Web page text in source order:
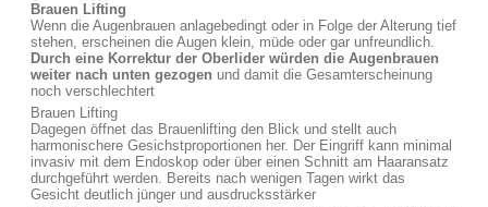
Brauen Lifting
Wenn die Augenbrauen anlagebedingt oder in Folge der Alterung tief
stehen, erscheinen die Augen klein, müde oder gar unfreundlich.
Durch eine Korrektur der Oberlider würden die Augenbrauen
weiter nach unten gezogen und damit die Gesamterscheinung
noch verschlechtert
Brauen Lifting
Dagegen öffnet das Brauenlifting den Blick und stellt auch
harmonischere Gesichstproportionen her. Der Eingriff kann minimal
invasiv mit dem Endoskop oder über einen Schnitt am Haaransatz
durchgeführt werden. Bereits nach wenigen Tagen wirkt das
Gesicht deutlich jünger und ausdrucksstärker